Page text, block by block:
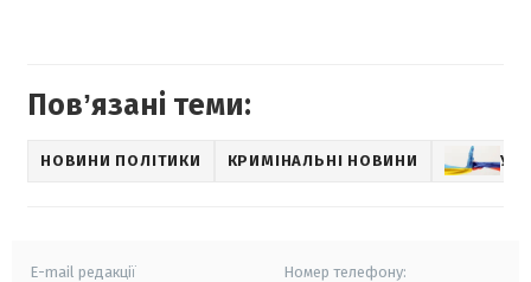
Повʼязані теми:
НОВИНИ ПОЛІТИКИ КРИМІНАЛЬНІ НОВИНИ
E-mail редакції Номер телефону: